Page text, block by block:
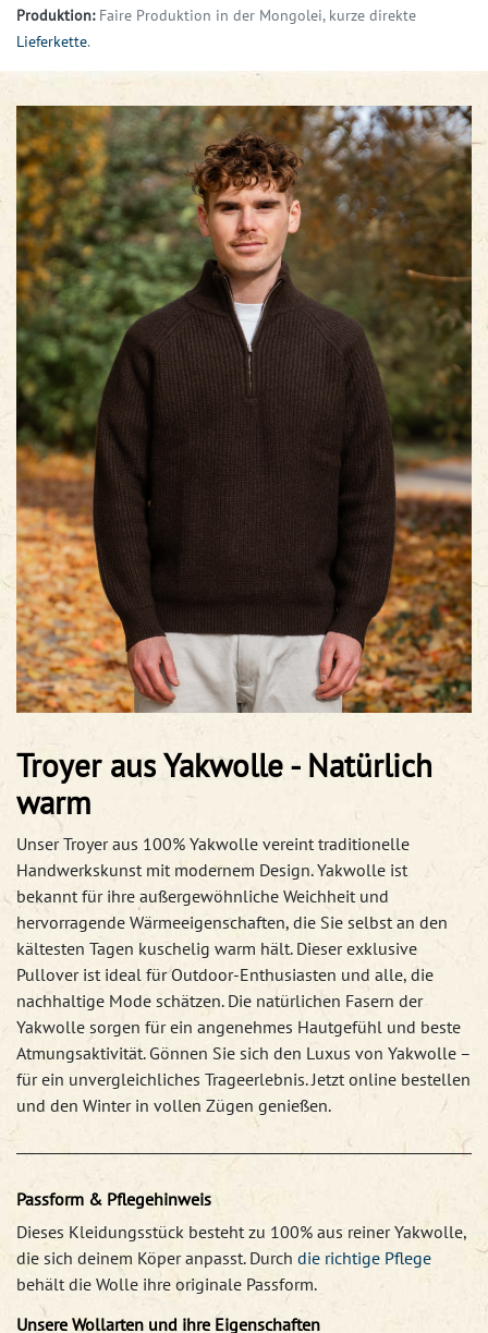
Produktion:Faire Produktion in der Mongolei, kurze direkte
Lieferkette.
Troyer aus Yakwolle - Natürlich
warm
Unser Troyer aus 100% Yakwolle vereint traditionelle
Handwerkskunst mit modernem Design. Yakwolle ist
bekannt für ihre außergewöhnliche Weichheit und
hervorragende Wärmeeigenschaften, die Sie selbst an den
kältesten Tagen kuschelig warm hält. Dieser exklusive
Pullover ist ideal für Outdoor-Enthusiasten und alle, die
nachhaltige Mode schätzen. Die natürlichen Fasern der
Yakwolle sorgen für ein angenehmes Hautgefühl und beste
Atmungsaktivität. Gönnen Sie sich den Luxus von Yakwolle –
für ein unvergleichliches Trageerlebnis. Jetzt online bestellen
und den Winter in vollen Zügen genießen.
Passform & Pflegehinweis
Dieses Kleidungsstück besteht zu 100% aus reiner Yakwolle,
die sich deinem Köper anpasst. Durch die richtige Pflege
behält die Wolle ihre originale Passform.
Unsere Wollarten und ihre Eigenschaften